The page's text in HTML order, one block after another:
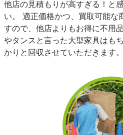
他店の見積もりが高すぎる！と
い。 適正価格かつ、買取可能な
すので、他店よりもお得に不用
やタンスと言った大型家具はも
かりと回収させていただきます。